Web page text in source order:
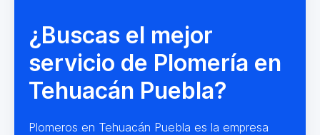
¿Buscas el mejor
servicio de Plomería en
Tehuacán Puebla?
Plomeros en Tehuacán Puebla es la empresa